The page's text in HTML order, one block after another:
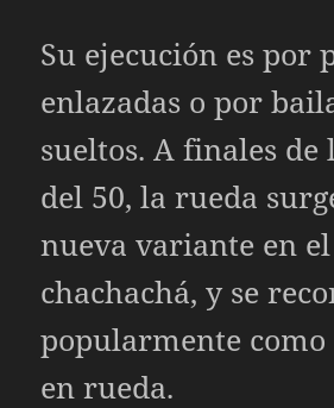
Su ejecución es por
enlazadas o por
sueltos. A finales de
del 50, la rueda
nueva variante en el
chachachá, y se
popularmente como
en rueda.